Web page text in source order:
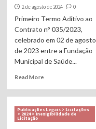
2 de agosto de 2024 0
Primeiro Termo Aditivo ao
Contrato n° 035/2023,
celebrado em 02 de agosto
de 2023 entre a Fundação
Municipal de Saúde...
Read More
Publicações Legais > Licitações
> 2024 > Inexigibilidade de
Licitação